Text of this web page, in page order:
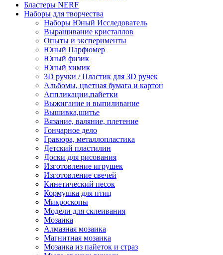
Бластеры NERF
Наборы для творчества
Наборы Юный Исследователь
Выращивание кристаллов
Опыты и эксперименты
Юный Парфюмер
Юный физик
Юный химик
3D ручки / Пластик для 3D ручек
Альбомы, цветная бумага и картон
Аппликации,пайетки
Выжигание и выпиливание
Вышивка,шитье
Вязание, валяние, плетение
Гончарное дело
Гравюра, металлопластика
Детский пластилин
Доски для рисования
Изготовление игрушек
Изготовление свечей
Кинетический песок
Кормушка для птиц
Микроскопы
Модели для склеивания
Мозаика
Алмазная мозаика
Магнитная мозаика
Мозаика из пайеток и страз